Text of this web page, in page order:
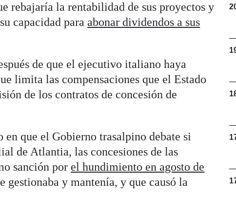
rebajaría la rentabilidad de sus proyectos y
capacidad para abonar dividendos a sus
de que el ejecutivo italiano haya
limita las compensaciones que el Estado
de los contratos de concesión de
que el Gobierno trasalpino debate si
de Atlantia, las concesiones de las
sanción por el hundimiento en agosto de
gestionaba y mantenía, y que causó la